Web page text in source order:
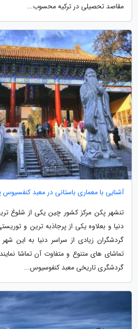
مقاصد تحصیلی در ترکیه محسوب...
آشنایی با معماری باستانی در معبد
تنشهر پکن مرکز کشور چین یکی از شلوغ
دنیا و بعلاوه یکی از پرجاذبه ترین و
گردشگران زیادی از سراسر دنیا به این
تماشای های متنوع و متفاوت آن تماشا
گردشگری تاریخی معبد کنفوسیوس...